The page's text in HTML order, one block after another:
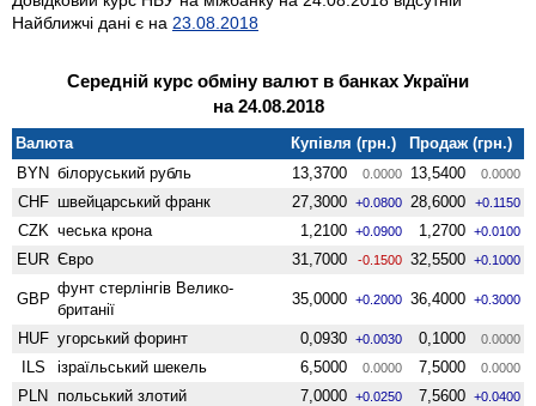
Найближчі дані є на 23.08.2018
Середній курс обміну валют в банках України
на 24.08.2018
Валюта Купівля (грн.)
Продаж (грн.)
BYN білоруський рубль 13,3700 0.0000 13,5400 0.0000
CHF швейцарський франк 27,3000 +0.0800 28,6000 +0.1150
CZK чеська крона 1,2100 +0.0900 1,2700 +0.0100
EUR Євро 31,7000 -0.1500 32,5500 +0.1000
GBP
фунт стерлінгів Велико­
британії
35,0000 +0.2000 36,4000 +0.3000
HUF угорський форинт 0,0930 +0.0030 0,1000 0.0000
ILS ізраїльський шекель 6,5000 0.0000 7,5000 0.0000
PLN польський злотий 7,0000 +0.0250 7,5600 +0.0400